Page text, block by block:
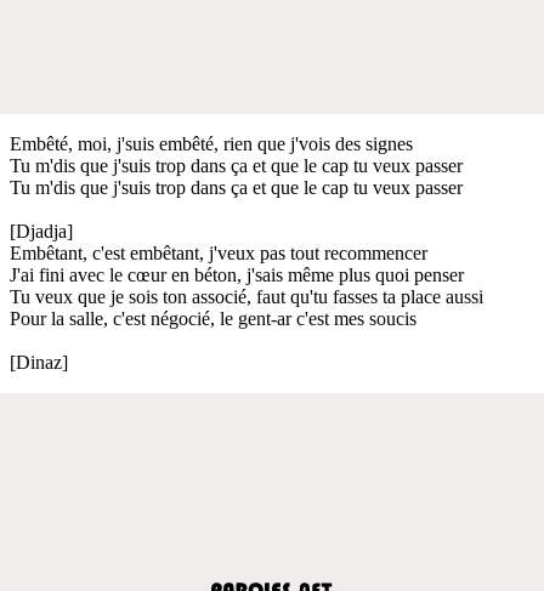
Embêté, moi, j'suis embêté, rien que j'vois des signes
Tu m'dis que j'suis trop dans ça et que le cap tu veux passer
Tu m'dis que j'suis trop dans ça et que le cap tu veux passer
[Djadja]
Embêtant, c'est embêtant, j'veux pas tout recommencer
J'ai fini avec le cœur en béton, j'sais même plus quoi penser
Tu veux que je sois ton associé, faut qu'tu fasses ta place aussi
Pour la salle, c'est négocié, le gent-ar c'est mes soucis
[Dinaz]